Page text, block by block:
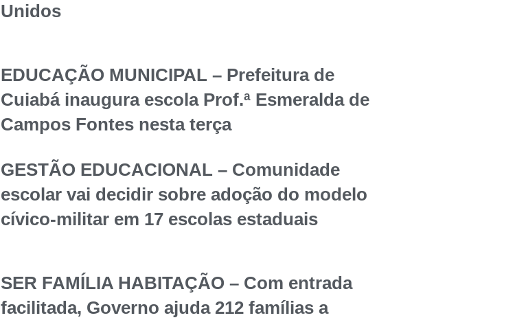
Unidos
EDUCAÇÃO MUNICIPAL – Prefeitura de
Cuiabá inaugura escola Prof.ª Esmeralda de
Campos Fontes nesta terça
GESTÃO EDUCACIONAL – Comunidade
escolar vai decidir sobre adoção do modelo
cívico-militar em 17 escolas estaduais
SER FAMÍLIA HABITAÇÃO – Com entrada
facilitada, Governo ajuda 212 famílias a